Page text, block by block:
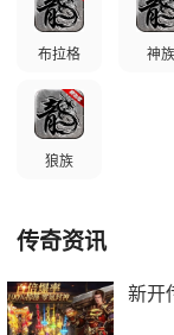
布拉格 神族
狼族
传奇资讯
新开